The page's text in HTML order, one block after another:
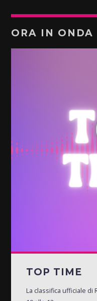
ORA IN ONDA
TOP TIME
La classifica ufficiale di